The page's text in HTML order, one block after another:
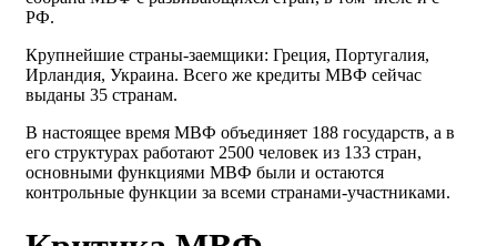
РФ.
Крупнейшие страны-заемщики: Греция, Португалия,
Ирландия, Украина. Всего же кредиты МВФ сейчас
выданы 35 странам.
В настоящее время МВФ объединяет 188 государств, а в
его структурах работают 2500 человек из 133 стран,
основными функциями МВФ были и остаются
контрольные функции за всеми странами-участниками.